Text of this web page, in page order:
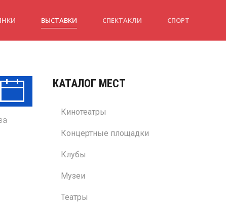
ВЫСТАВКИ СПЕКТАКЛИ СПОРТ
Ср Чт
КАТАЛОГ МЕСТ
Кинотеатры
Концертные площадки
Клубы
Музеи
Театры